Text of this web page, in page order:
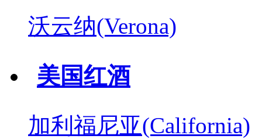
沃云纳(Verona)
美国红酒
加利福尼亚(California)